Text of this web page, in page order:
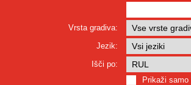
Vrsta gradiva:
Jezik:
Išči po:
Prikaži